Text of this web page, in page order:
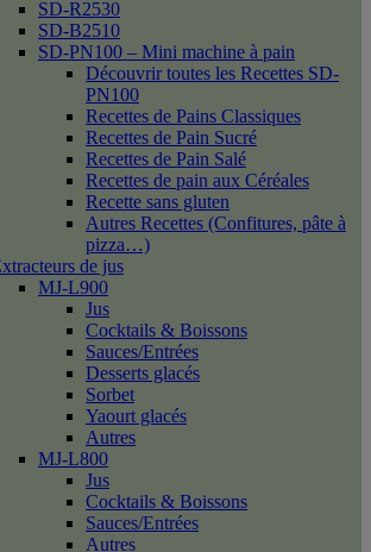
SD-R2530
SD-B2510
SD-PN100 – Mini machine à pain
Découvrir toutes les Recettes SD-
PN100
Recettes de Pains Classiques
Recettes de Pain Sucré
Recettes de Pain Salé
Recettes de pain aux Céréales
Recette sans gluten
Autres Recettes (Confitures, pâte à
pizza…)
de jus
MJ-L900
Jus
Cocktails & Boissons
Sauces/Entrées
Desserts glacés
Sorbet
Yaourt glacés
Autres
MJ-L800
Jus
Cocktails & Boissons
Sauces/Entrées
Autres